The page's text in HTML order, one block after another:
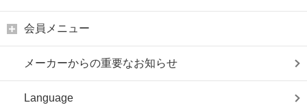
会員メニュー
メーカーからの重要なお知らせ
Language